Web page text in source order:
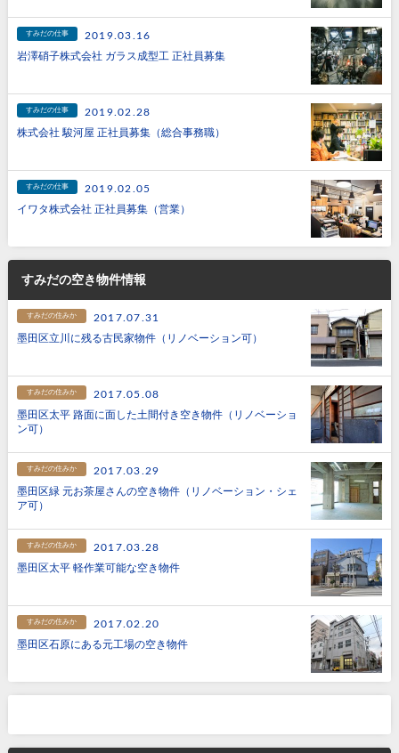
すみだの仕事
2019.03.16
岩澤硝子株式会社 ガラス成型工 正社員募集
すみだの仕事
2019.02.28
株式会社 駿河屋 正社員募集（総合事務職）
すみだの仕事
2019.02.05
イワタ株式会社 正社員募集（営業）
すみだの空き物件情報
すみだの住みか
2017.07.31
墨田区立川に残る古民家物件（リノベーション可）
すみだの住みか
2017.05.08
墨田区太平 路面に面した土間付き空き物件（リノベーショ
ン可）
すみだの住みか
2017.03.29
墨田区緑 元お茶屋さんの空き物件（リノベーション・シェ
ア可）
すみだの住みか
2017.03.28
墨田区太平 軽作業可能な空き物件
すみだの住みか
2017.02.20
墨田区石原にある元工場の空き物件